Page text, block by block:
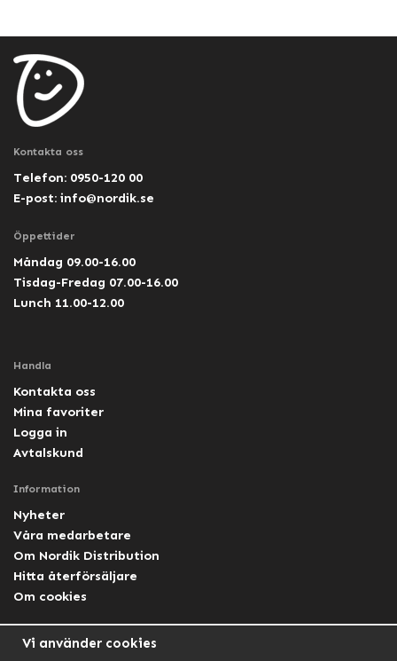
Kontakta oss
Telefon: 0950-120 00
E-post: info@nordik.se
Öppettider
Måndag 09.00-16.00
Tisdag-Fredag 07.00-16.00
Lunch 11.00-12.00
Handla
Kontakta oss
Mina favoriter
Logga in
Avtalskund
Information
Nyheter
Våra medarbetare
Om Nordik Distribution
Hitta återförsäljare
Om cookies
Vi använder cookies